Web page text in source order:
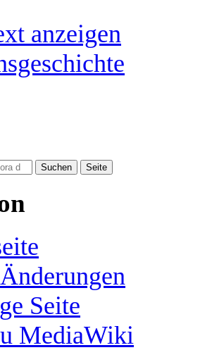
anzeigen
Seite
MediaWiki